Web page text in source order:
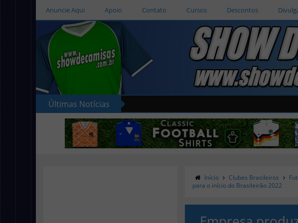
Anuncie Aqui Apoio Contato Cursos Descontos
Últimas Notícias
Início Clubes Brasileiros
para o início do Brasileirão 2022